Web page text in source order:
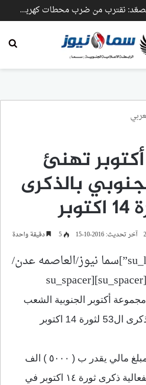
#عاجل.. ترامب يصعّد: نقترب من ضرب محطات كهرباء وجسور داخل إيران
تهنئ
بالذكرى
آخر تحديث: 2016-10-15 5 دقيقة واحدة
[su_label type=”info”]سما نيوز/العاصمه عدن/
خاص[/su_label][su_spacer][su_spacer
أكتوبر الجنوبية الشعب
الجنوبي بمناسبة الذكرى ال53 لثورة 14 اكتوبر
وقدمت المجموعة مبلغ مالي يقدر ب ( ٥٠٠٠ ) الف
ريال سعودي دعم لفعالية ذكرى ثورة ١٤ اكتوبر في